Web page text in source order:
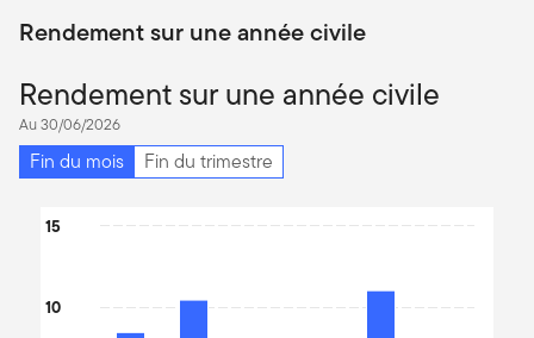
Rendement sur une année civile
Rendement sur une année civile
Au 30/06/2026
Fin du mois Fin du trimestre
Chart
The chart has 1 X axis displaying categories.
The chart has 1 Y axis displaying values. Data ranges from -
10
15